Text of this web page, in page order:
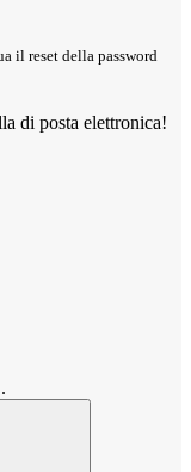
il reset della password
di posta elettronica!